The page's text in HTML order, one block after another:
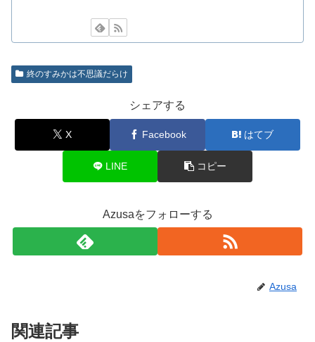
終のすみかは不思議だらけ
シェアする
X Facebook はてブ
LINE コピー
Azusaをフォローする
Azusa
関連記事